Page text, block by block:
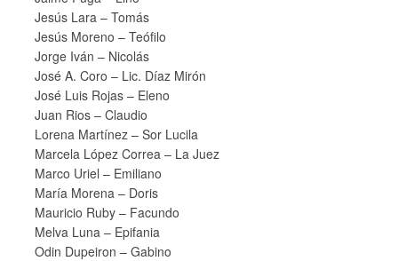
Jesús Lara – Tomás
Jesús Moreno – Teófilo
Jorge Iván – Nicolás
José A. Coro – Lic. Díaz Mirón
José Luis Rojas – Eleno
Juan Rios – Claudio
Lorena Martínez – Sor Lucila
Marcela López Correa – La Juez
Marco Uriel – Emiliano
María Morena – Doris
Mauricio Ruby – Facundo
Melva Luna – Epifania
Odin Dupeiron – Gabino